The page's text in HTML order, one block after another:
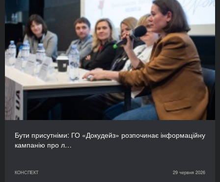
Бути присутніми: ГО «Докудейз» розпочинає інформаційну
кампанію про л…
КОНСПЕКТ 29 червня 2026